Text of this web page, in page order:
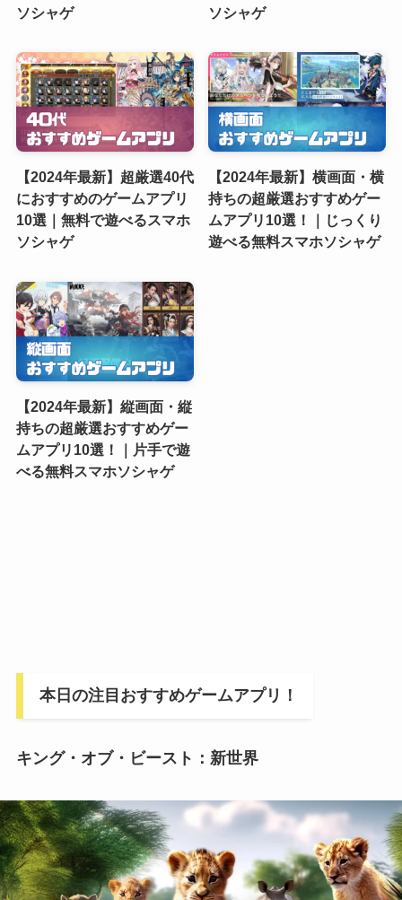
ソシャゲ
ソシャゲ
【2024年最新】超厳選40代
におすすめのゲームアプリ
10選｜無料で遊べるスマホ
ソシャゲ
【2024年最新】横画面・横
持ちの超厳選おすすめゲー
ムアプリ10選！｜じっくり
遊べる無料スマホソシャゲ
【2024年最新】縦画面・縦
持ちの超厳選おすすめゲー
ムアプリ10選！｜片手で遊
べる無料スマホソシャゲ
本日の注目おすすめゲームアプリ！
キング・オブ・ビースト：新世界